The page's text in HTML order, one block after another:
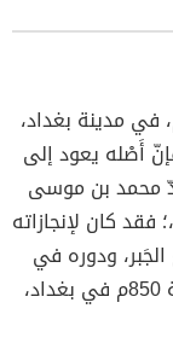
بن موسى الخوارزميّ، وُلِد سنة 780م، في مدينة بغداد،
أَصْله يعود إلى
محمد بن موسى
فقد كان لإنجازاته
ودوره في
نَشْر الأرقام الهنديّة، وقد تُوفِّي الخوارزمي سنة 850م في بغداد،